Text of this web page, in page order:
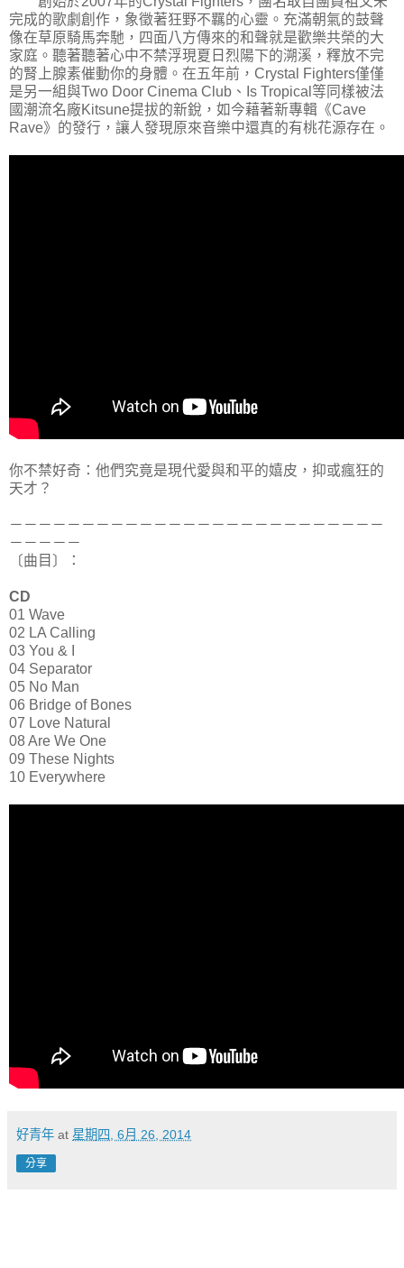
完成的歌劇創作，象徵著狂野不羈的心靈。充滿朝氣的鼓聲
像在草原騎馬奔馳，四面八方傳來的和聲就是歡樂共榮的大
家庭。聽著聽著心中不禁浮現夏日烈陽下的溯溪，釋放不完
的腎上腺素催動你的身體。在五年前，Crystal Fighters僅僅
是另一組與Two Door Cinema Club、Is Tropical等同樣被法
國潮流名廠Kitsune提拔的新銳，如今藉著新專輯《Cave
Rave》的發行，讓人發現原來音樂中還真的有桃花源存在。
你不禁好奇：他們究竟是現代愛與和平的嬉皮，抑或瘋狂的
天才？
－－－－－－－－－－－－－－－－－－－－－－－－－－
－－－－－
〔曲目〕：
CD
01 Wave
02 LA Calling
03 You & I
04 Separator
05 No Man
06 Bridge of Bones
07 Love Natural
08Are We One
09 These Nights
10 Everywhere
好青年 at 星期四, 6月 26, 2014
分享